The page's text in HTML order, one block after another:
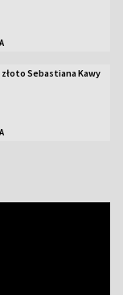
Sebastiana Kawy